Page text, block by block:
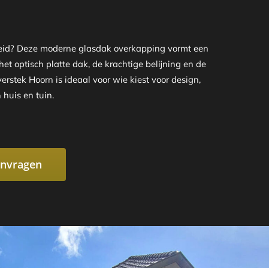
Deze moderne glasdak overkapping vormt een
optisch platte dak, de krachtige belijning en de
Hoorn is ideaal voor wie kiest voor design,
huis en tuin.